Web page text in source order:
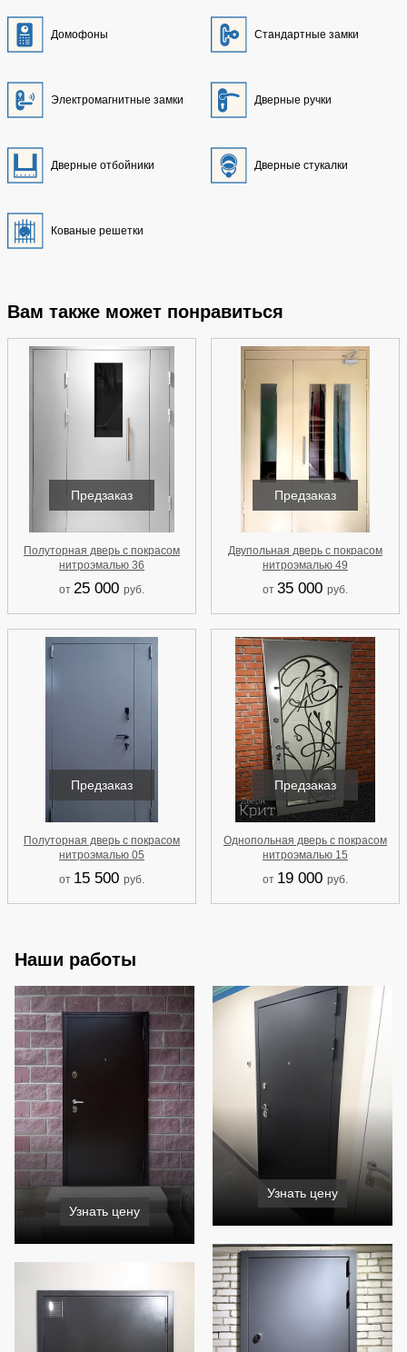
Домофоны Стандартные замки
Электромагнитные замки Дверные ручки
Дверные отбойники Дверные стукалки
Кованые решетки
Вам также может понравиться
Предзаказ
Полуторная дверь с покрасом
нитроэмалью 36
от 25 000 руб.
Предзаказ
Двупольная дверь с покрасом
нитроэмалью 49
от 35 000 руб.
Предзаказ
Полуторная дверь с покрасом
нитроэмалью 05
от 15 500 руб.
Предзаказ
Однопольная дверь с покрасом
нитроэмалью 15
от 19 000 руб.
Наши работы
Узнать цену
Узнать цену